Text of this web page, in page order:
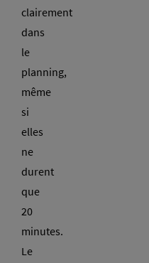
clairement
dans
le
planning,
même
si
elles
ne
durent
que
20
minutes.
Le